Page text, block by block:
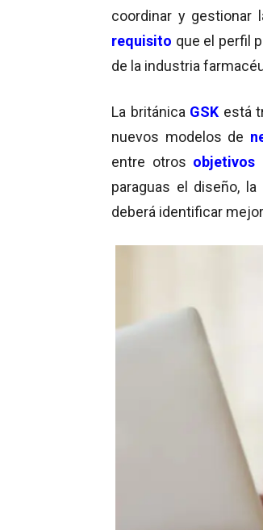
coordinar y gestionar
requisito que el perfil
de la industria
La británica GSK está
nuevos modelos de
entre otros objetivos
paraguas el diseño,
deberá identificar